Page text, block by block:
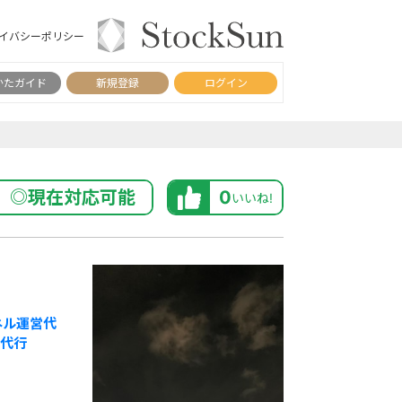
バシーポリシー
たガイド 新規登録 ログイン
◎現在対応可能 0いいね!
運営代
行